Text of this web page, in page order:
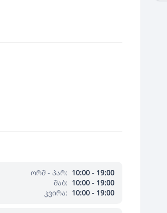
ორშ - პარ: 10:00 - 19:00
შაბ: 10:00 - 19:00
კვირა: 10:00 - 19:00